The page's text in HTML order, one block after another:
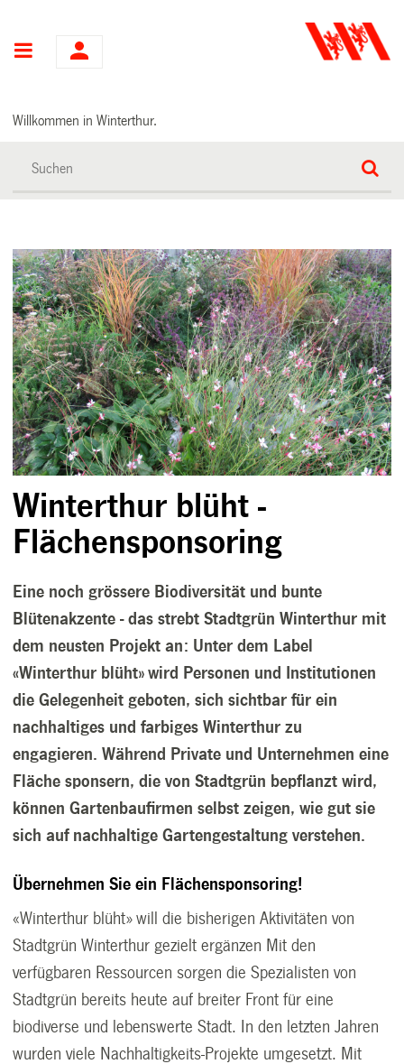
Hauptnavigation
Willkommen in Winterthur.
Winterthur blüht -
Flächensponsoring
Eine noch grössere Biodiversität und bunte
Blütenakzente - das strebt Stadtgrün Winterthur mit
dem neusten Projekt an: Unter dem Label
«Winterthur blüht» wird Personen und Institutionen
die Gelegenheit geboten, sich sichtbar für ein
nachhaltiges und farbiges Winterthur zu
engagieren. Während Private und Unternehmen eine
Fläche sponsern, die von Stadtgrün bepflanzt wird,
können Gartenbaufirmen selbst zeigen, wie gut sie
sich auf nachhaltige Gartengestaltung verstehen.
Übernehmen Sie ein Flächensponsoring!
«Winterthur blüht» will die bisherigen Aktivitäten von
Stadtgrün Winterthur gezielt ergänzen Mit den
verfügbaren Ressourcen sorgen die Spezialisten von
Stadtgrün bereits heute auf breiter Front für eine
biodiverse und lebenswerte Stadt. In den letzten Jahren
wurden viele Nachhaltigkeits-Projekte umgesetzt. Mit